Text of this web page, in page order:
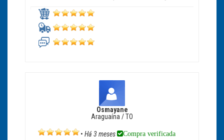
Osmayane
Araguaína / TO
• Há 3 meses Compra verificada